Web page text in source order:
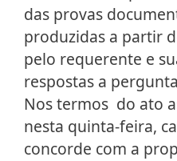
das provas
produzidas a partir
pelo requerente e
respostas a
Nos termos do ato
nesta quinta-feira,
concorde com a